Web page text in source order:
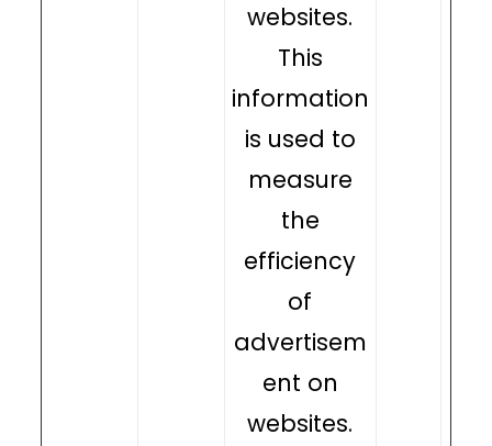
websites.
This
information
is used to
measure
the
efficiency
of
advertisem
ent on
websites.